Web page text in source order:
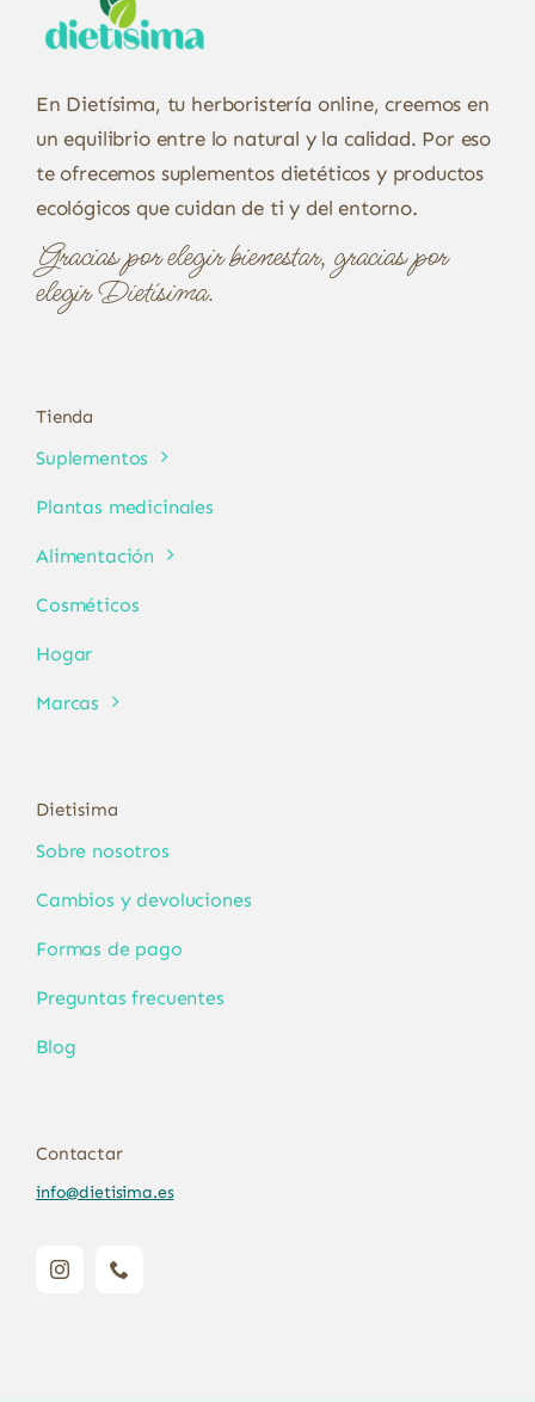
En Dietísima, tu herboristería online, creemos en
un equilibrio entre lo natural y la calidad. Por eso
te ofrecemos suplementos dietéticos y productos
ecológicos que cuidan de ti y del entorno.
Gracias por elegir bienestar, gracias por
elegir Dietísima.
Tienda
Suplementos
Plantas medicinales
Alimentación
Cosméticos
Hogar
Marcas
Dietisima
Sobre nosotros
Cambios y devoluciones
Formas de pago
Preguntas frecuentes
Blog
Contactar
info@dietisima.es